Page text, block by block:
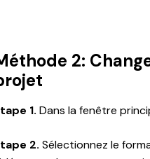
2:
1. Dans la fenêtre
2. Sélectionnez le